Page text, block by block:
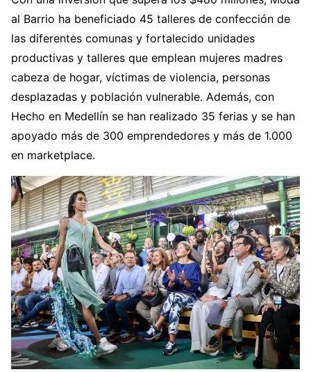
al Barrio ha beneficiado 45 talleres de confección de
las diferentes comunas y fortalecido unidades
productivas y talleres que emplean mujeres madres
cabeza de hogar, víctimas de violencia, personas
desplazadas y población vulnerable. Además, con
Hecho en Medellín se han realizado 35 ferias y se han
apoyado más de 300 emprendedores y más de 1.000
en marketplace.